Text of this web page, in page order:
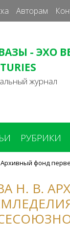
Авторам
- ЭХО
журнал
РУБРИКИ
фонд
Н. В.